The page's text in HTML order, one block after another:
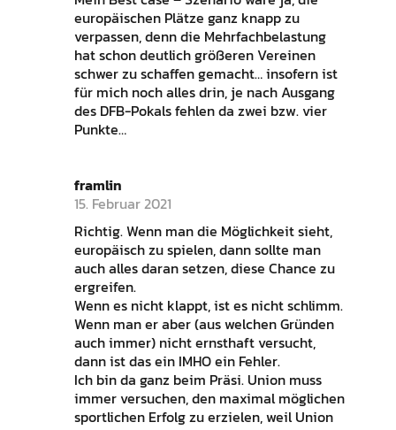
europäischen Plätze ganz knapp zu
verpassen, denn die Mehrfachbelastung
hat schon deutlich größeren Vereinen
schwer zu schaffen gemacht… insofern ist
für mich noch alles drin, je nach Ausgang
des DFB-Pokals fehlen da zwei bzw. vier
Punkte…
framlin
15. Februar 2021
Richtig. Wenn man die Möglichkeit sieht,
europäisch zu spielen, dann sollte man
auch alles daran setzen, diese Chance zu
ergreifen.
Wenn es nicht klappt, ist es nicht schlimm.
Wenn man er aber (aus welchen Gründen
auch immer) nicht ernsthaft versucht,
dann ist das ein IMHO ein Fehler.
Ich bin da ganz beim Präsi. Union muss
immer versuchen, den maximal möglichen
sportlichen Erfolg zu erzielen, weil Union